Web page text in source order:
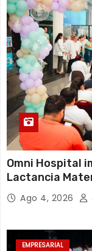
Omni Hospital
Lactancia
sostenible en
Ago 4, 2026
EMPRESARIAL